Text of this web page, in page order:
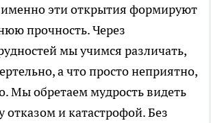
именно эти открытия формируют
прочность. Через
мы учимся различать,
а что просто неприятно,
Мы обретаем мудрость видеть
отказом и катастрофой. Без